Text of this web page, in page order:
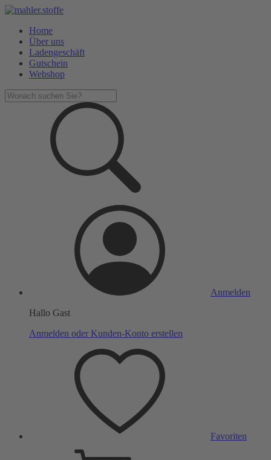
Home
Über uns
Ladengeschäft
Gutschein
Webshop
Anmelden
Hallo Gast
Anmelden oder Kunden-Konto erstellen
Favoriten